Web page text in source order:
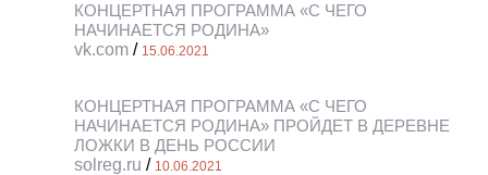
КОНЦЕРТНАЯ ПРОГРАММА «С ЧЕГО
НАЧИНАЕТСЯ РОДИНА»
vk.com / 15.06.2021
КОНЦЕРТНАЯ ПРОГРАММА «С ЧЕГО
НАЧИНАЕТСЯ РОДИНА» ПРОЙДЕТ В ДЕРЕВНЕ
ЛОЖКИ В ДЕНЬ РОССИИ
solreg.ru / 10.06.2021